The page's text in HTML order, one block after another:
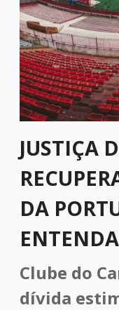
JUSTIÇA
DA
ENTENDA
Clube do
dívida